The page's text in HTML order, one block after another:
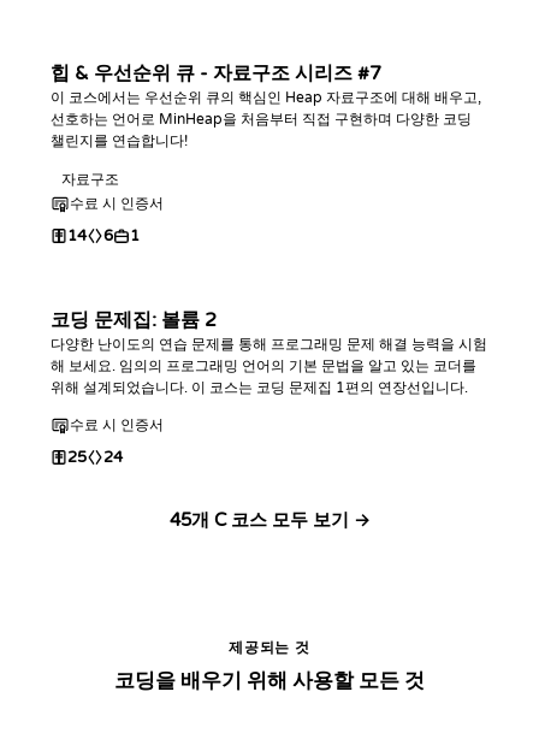
힙 & 우선순위 큐 - 자료구조 시리즈 #7
이 코스에서는 우선순위 큐의 핵심인 Heap 자료구조에 대해 배우고,
선호하는 언어로 MinHeap을 처음부터 직접 구현하며 다양한 코딩
챌린지를 연습합니다!
자료구조
수료 시 인증서
14 6 1
코딩 문제집: 볼륨 2
다양한 난이도의 연습 문제를 통해 프로그래밍 문제 해결 능력을 시험
해 보세요. 임의의 프로그래밍 언어의 기본 문법을 알고 있는 코더를
위해 설계되었습니다. 이 코스는 코딩 문제집 1편의 연장선입니다.
수료 시 인증서
25 24
45개 C 코스 모두 보기 →
제공되는 것
코딩을 배우기 위해 사용할 모든 것